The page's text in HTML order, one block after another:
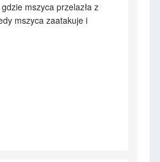
mszyca przelazła z
mszyca zaatakuje i